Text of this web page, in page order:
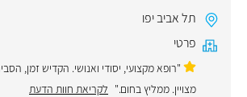
תל אביב יפו
פרטי
"רופא מקצועי, יסודי ואנושי. הקדיש זמן,
מצויין. ממליץ בחום." לקריאת חוות הדעת